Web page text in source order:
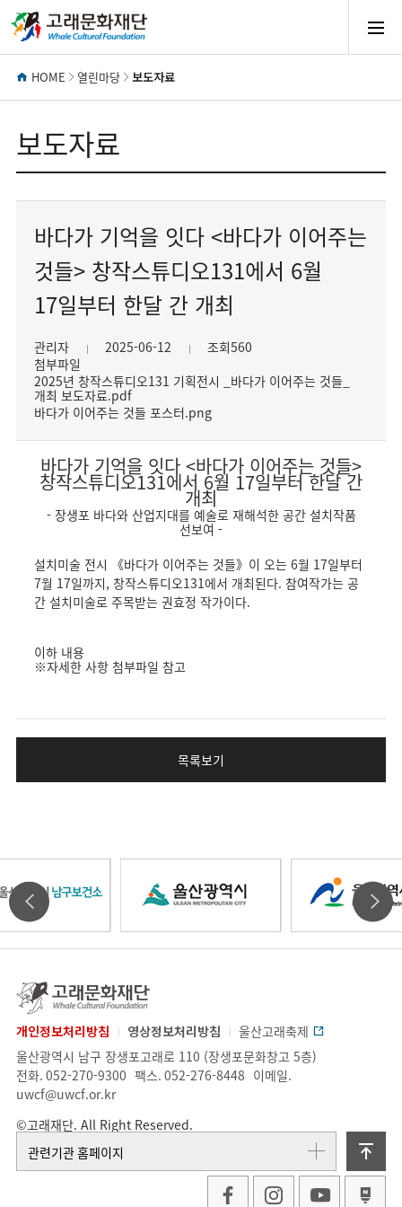
모
뉴
HOME 열린마당 보도자료
보도자료
바다가 기억을 잇다 <바다가 이어주는
것들> 창작스튜디오131에서 6월
17일부터 한달 간 개최
관리자 2025-06-12
조회560
첨부파일
2025년 창작스튜디오131 기획전시 _바다가 이어주는 것들_
개최 보도자료.pdf
바다가 이어주는 것들 포스터.png
바다가 기억을 잇다 <바다가 이어주는 것들>
창작스튜디오131에서 6월 17일부터 한달 간
개최
- 장생포 바다와 산업지대를 예술로 재해석한 공간 설치작품
선보여 -
설치미술 전시 《바다가 이어주는 것들》이 오는 6월 17일부터
7월 17일까지, 창작스튜디오131에서 개최된다. 참여작가는 공
간 설치미술로 주목받는 권효정 작가이다.
이하 내용
※자세한 사항 첨부파일 참고
목록보기
울
광
울
광
시
울
시
기
관
배
너
슬
라
고
래
문
재
단
개인정보처리방침 영상정보처리방침
울산고래축제
업
체
정
주
소.
울산광역시 남구 장생포고래로 110 (장생포문화창고 5층)
전화. 052-270-9300 팩스. 052-276-8448 이메일.
uwcf@uwcf.or.kr
©고래재단. All Right Reserved.
관련기관 홈페이지
위
로